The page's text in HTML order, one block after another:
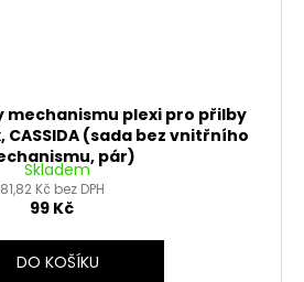
mechanismu plexi pro přilby
(sada bez vnitřního
pár)
Skladem
81,82 Kč bez DPH
99 Kč
DO KOŠÍKU